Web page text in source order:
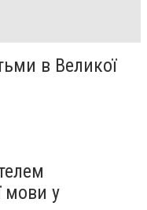
в Великої
мови у